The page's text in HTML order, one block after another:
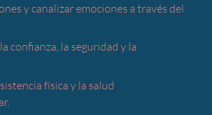
y canalizar emociones a través del
confianza, la seguridad y la
física y la salud